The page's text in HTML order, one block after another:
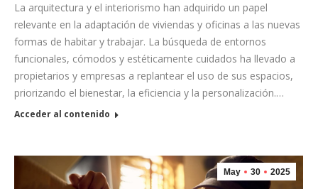
La arquitectura y el interiorismo han adquirido un papel
relevante en la adaptación de viviendas y oficinas a las nuevas
formas de habitar y trabajar. La búsqueda de entornos
funcionales, cómodos y estéticamente cuidados ha llevado a
propietarios y empresas a replantear el uso de sus espacios,
priorizando el bienestar, la eficiencia y la personalización.…
Acceder al contenido
May 30 2025